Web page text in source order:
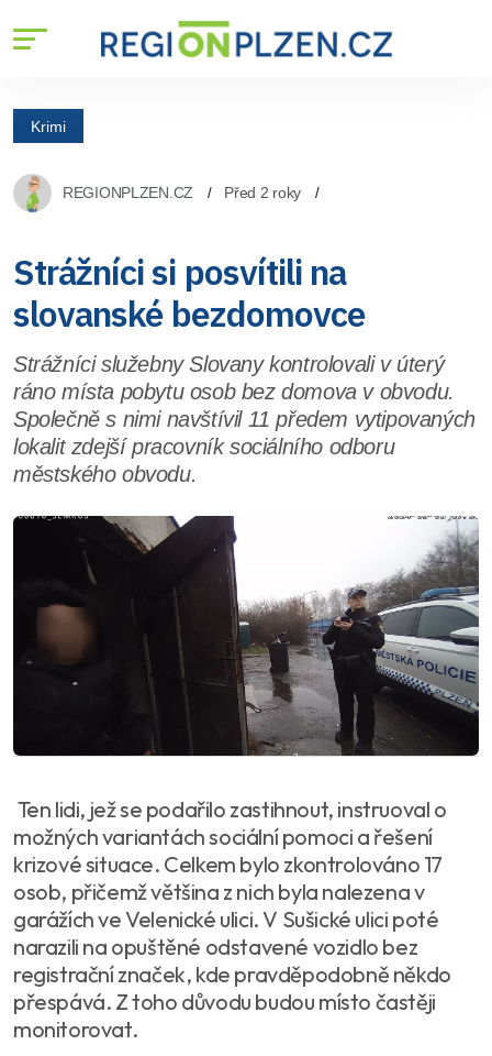
Krimi
REGIONPLZEN.CZ Před 2 roky
Strážníci si posvítili na
slovanské bezdomovce
Strážníci služebny Slovany kontrolovali v úterý
ráno místa pobytu osob bez domova v obvodu.
Společně s nimi navštívil 11 předem vytipovaných
lokalit zdejší pracovník sociálního odboru
městského obvodu.
Ten lidi, jež se podařilo zastihnout, instruoval o
možných variantách sociální pomoci a řešení
krizové situace. Celkem bylo zkontrolováno 17
osob, přičemž většina z nich byla nalezena v
garážích ve Velenické ulici. V Sušické ulici poté
narazili na opuštěné odstavené vozidlo bez
registrační značek, kde pravděpodobně někdo
přespává. Z toho důvodu budou místo častěji
monitorovat.